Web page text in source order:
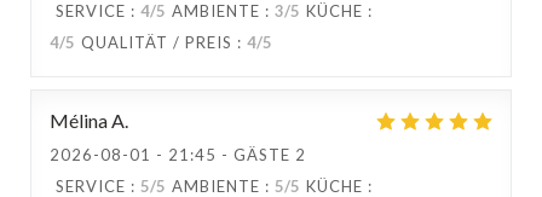
SERVICE : 4/5 AMBIENTE : 3/5 KÜCHE :
4/5 QUALITÄT / PREIS : 4/5
MélinaA
2026-08-01 - 21:45 - GÄSTE 2
SERVICE : 5/5 AMBIENTE : 5/5 KÜCHE :